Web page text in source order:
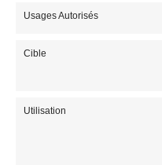
Usages Autorisés
Cible
Utilisation